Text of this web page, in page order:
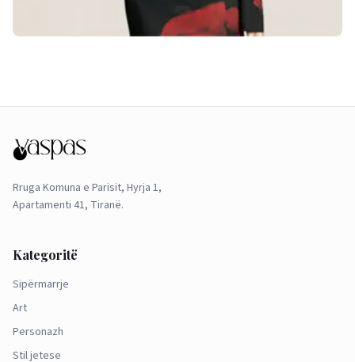
Rruga Komuna e Parisit, Hyrja 1,
Apartamenti 41, Tiranë.
Kategoritë
Sipërmarrje
Art
Personazh
Stil jetese